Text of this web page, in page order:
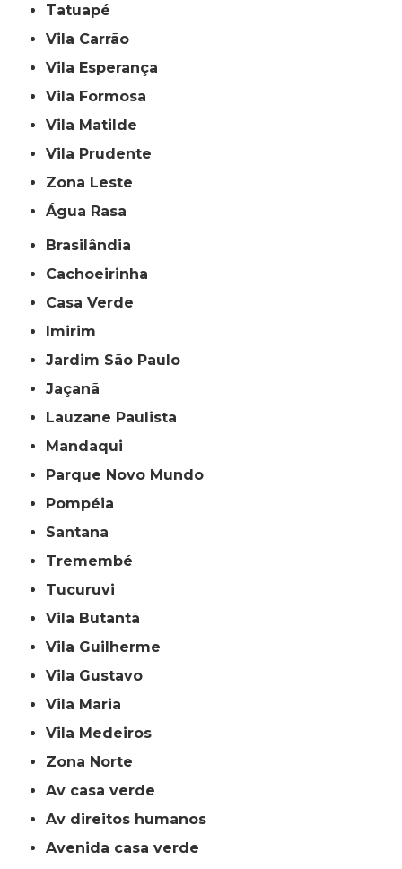
Tatuapé
Vila Carrão
Vila Esperança
Vila Formosa
Vila Matilde
Vila Prudente
Zona Leste
Água Rasa
Brasilândia
Cachoeirinha
Casa Verde
Imirim
Jardim São Paulo
Jaçanã
Lauzane Paulista
Mandaqui
Parque Novo Mundo
Pompéia
Santana
Tremembé
Tucuruvi
Vila Butantã
Vila Guilherme
Vila Gustavo
Vila Maria
Vila Medeiros
Zona Norte
av casa verde
av direitos humanos
avenida casa verde